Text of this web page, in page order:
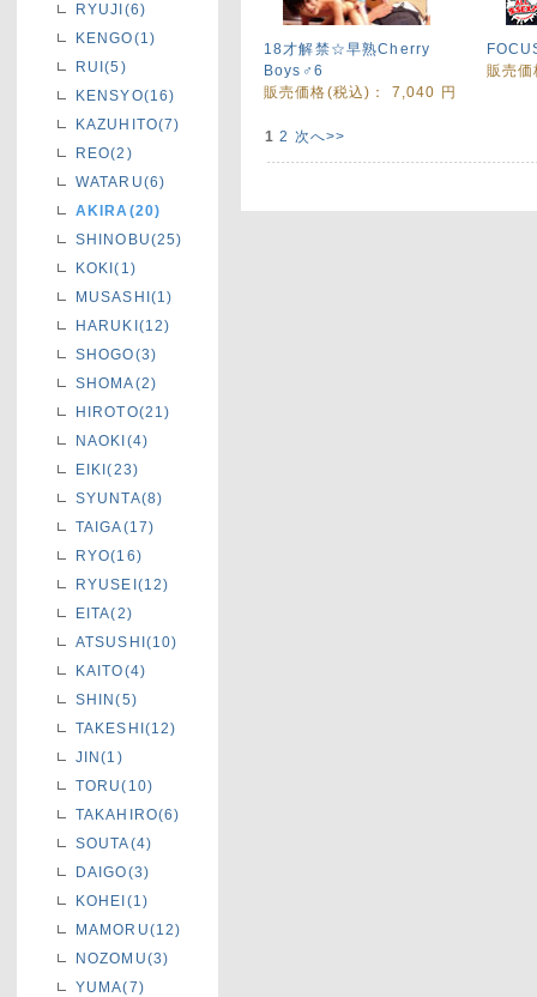
RYUJI(6)
KENGO(1)
RUI(5)
KENSYO(16)
KAZUHITO(7)
REO(2)
WATARU(6)
AKIRA(20)
SHINOBU(25)
KOKI(1)
MUSASHI(1)
HARUKI(12)
SHOGO(3)
SHOMA(2)
HIROTO(21)
NAOKI(4)
EIKI(23)
SYUNTA(8)
TAIGA(17)
RYO(16)
RYUSEI(12)
EITA(2)
ATSUSHI(10)
KAITO(4)
SHIN(5)
TAKESHI(12)
JIN(1)
TORU(10)
TAKAHIRO(6)
SOUTA(4)
DAIGO(3)
KOHEI(1)
MAMORU(12)
NOZOMU(3)
YUMA(7)
18才解禁☆早熟Cherry
Boys♂6
販売価格(税込)： 7,040 円
販売
1 2 次へ>>